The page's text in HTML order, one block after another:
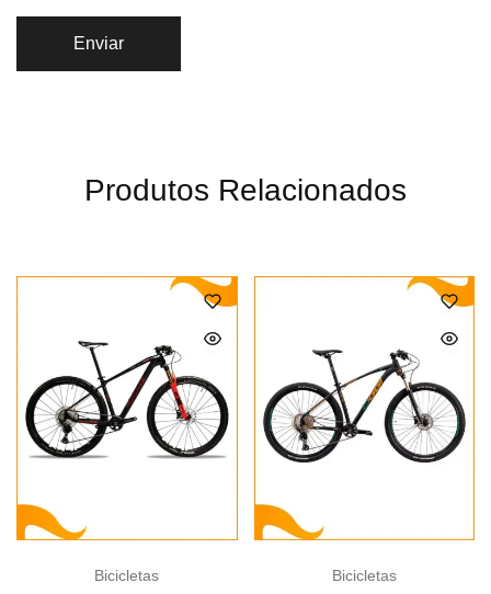
Produtos Relacionados
Bicicletas Bicicletas